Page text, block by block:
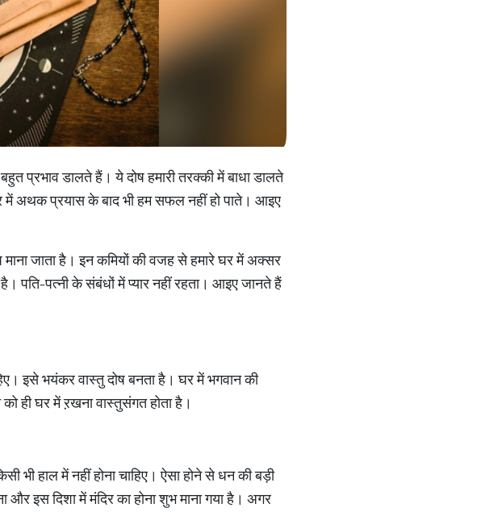
प्रभाव डालते हैं। ये दोष हमारी तरक्‍की में बाधा डालते
में अथक प्रयास के बाद भी हम सफल नहीं हो पाते। आइए
जाता है। इन कमियों की वजह से हमारे घर में अक्‍सर
पति-पत्‍नी के संबंधों में प्‍यार नहीं रहता। आइए जानते हैं
इसे भयंकर वास्तु दोष बनता है। घर में भगवान की
ही घर में ऱखना वास्तुसंगत होता है।
भी हाल में नहीं होना चाहिए। ऐसा होने से धन की बड़ी
और इस दिशा में मंदिर का होना शुभ माना गया है। अगर